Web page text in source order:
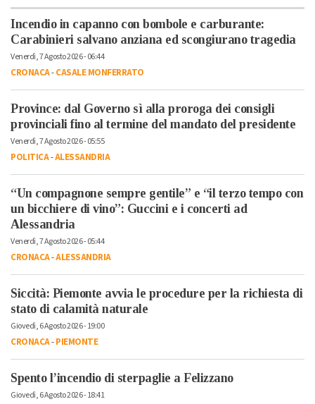
Incendio in capanno con bombole e carburante:
Carabinieri salvano anziana ed scongiurano tragedia
Venerdì, 7 Agosto 2026 - 06:44
CRONACA-CASALE MONFERRATO
Province: dal Governo sì alla proroga dei consigli
provinciali fino al termine del mandato del presidente
Venerdì, 7 Agosto 2026 - 05:55
POLITICA-ALESSANDRIA
“Un compagnone sempre gentile” e “il terzo tempo con
un bicchiere di vino”: Guccini e i concerti ad
Alessandria
Venerdì, 7 Agosto 2026 - 05:44
CRONACA-ALESSANDRIA
Siccità: Piemonte avvia le procedure per la richiesta di
stato di calamità naturale
Giovedì, 6 Agosto 2026 - 19:00
CRONACA-PIEMONTE
Spento l’incendio di sterpaglie a Felizzano
Giovedì, 6 Agosto 2026 - 18:41